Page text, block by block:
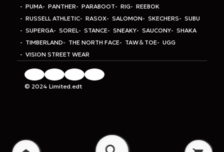
PUMA
PANTHER PARABOOT RIG
REEBOK
RUSSELL ATHLETIC
RASOX SALOMON SKECHERS
SUBU
SUPERGA
SOREL STANCE SNEAKY SAUCONY
SHAKA
TIMBERLAND
THE NORTH FACE TAW＆TOE
UGG
VISION STREET WEAR
© 2024 Limited.edt